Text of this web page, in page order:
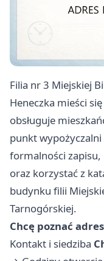
Filia nr 3 Miejskiej
Heneczka mieści
obsługuje
punkt wypożyczalni
formalności
oraz korzystać z
budynku filii
Tarnogórskiej.
Chcę poznać
Kontakt i siedziba